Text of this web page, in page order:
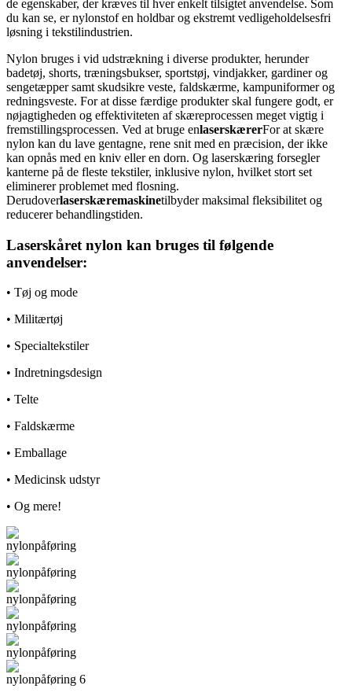
de egenskaber, der kræves til hver enkelt tilsigtet anvendelse. Som
du kan se, er nylonstof en holdbar og ekstremt vedligeholdelsesfri
løsning i tekstilindustrien.
Nylon bruges i vid udstrækning i diverse produkter, herunder
badetøj, shorts, træningsbukser, sportstøj, vindjakker, gardiner og
sengetæpper samt skudsikre veste, faldskærme, kampuniformer og
redningsveste. For at disse færdige produkter skal fungere godt, er
nøjagtigheden og effektiviteten af ​​skæreprocessen meget vigtig i
fremstillingsprocessen. Ved at bruge enlaserskærerFor at skære
nylon kan du lave gentagne, rene snit med en præcision, der ikke
kan opnås med en kniv eller en dorn. Og laserskæring forsegler
kanterne på de fleste tekstiler, inklusive nylon, hvilket stort set
eliminerer problemet med flosning.
Derudoverlaserskæremaskinetilbyder maksimal fleksibilitet og
reducerer behandlingstiden.
Laserskåret nylon kan bruges til følgende
anvendelser:
• Tøj og mode
• Militærtøj
• Specialtekstiler
• Indretningsdesign
• Telte
• Faldskærme
• Emballage
• Medicinsk udstyr
• Og mere!